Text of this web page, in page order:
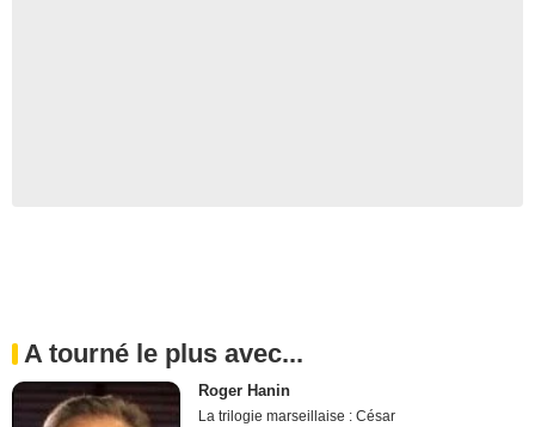
A tourné le plus avec...
Roger Hanin
La trilogie marseillaise : César